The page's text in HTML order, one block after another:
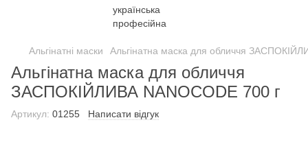
Альгінатні маски Альгінатна маска для обличчя
Альгінатна маска для обличчя
ЗАСПОКІЙЛИВА NANOCODE 700 г
Артикул: 01255 Написати відгук